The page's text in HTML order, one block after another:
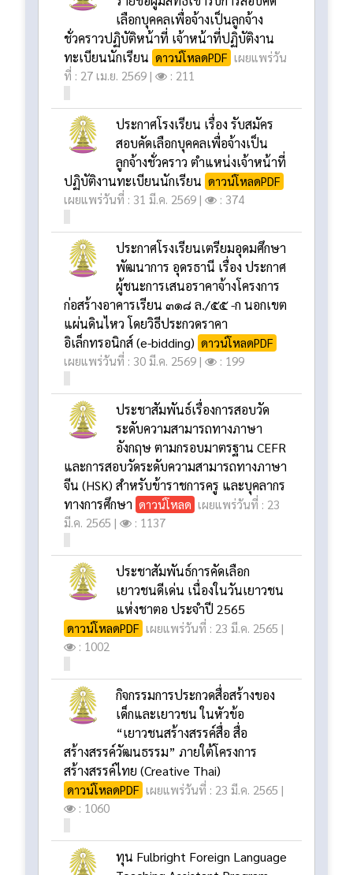
ประกาศโรงเรียน เรื่อง ประกาศ
รายชื่อผู้มีสิทธิ์เข้ารับการสอบคัด
เลือกบุคคลเพื่อจ้างเป็นลูกจ้าง
ชั่วคราวปฏิบัติหน้าที่ เจ้าหน้าที่ปฏิบัติงาน
ทะเบียนนักเรียน ดาวน์โหลดPDF เผยแพร่วัน
ที่ : 27 เม.ย. 2569 |
: 211
ประกาศโรงเรียน เรื่อง รับสมัคร
สอบคัดเลือกบุคคลเพื่อจ้างเป็น
ปฏิบัติงานทะเบียนนักเรียน ดาวน์โหลดPDF
เผยแพร่วันที่ : 31 มี.ค. 2569 |
: 374
ประกาศโรงเรียนเตรียมอุดมศึกษา
พัฒนาการ อุดรธานี เรื่อง ประกาศ
ผู้ชนะการเสนอราคาจ้างโครงการ
ก่อสร้างอาคารเรียน ๓๑๘ ล./๕๕ -ก นอกเขต
แผ่นดินไหว โดยวิธีประกวดราคา
อิเล็กทรอนิกส์ (e-bidding) ดาวน์โหลดPDF
เผยแพร่วันที่ : 30 มี.ค. 2569 |
: 199
ประชาสัมพันธ์เรื่องการสอบวัด
ระดับความสามารถทางภาษา
อังกฤษ ตามกรอบมาตรฐาน CEFR
และการสอบวัดระดับความสามารถทางภาษา
จีน (HSK) สำหรับข้าราชการครู และบุคลากร
ทางการศึกษา ดาวน์โหลด เผยแพร่วันที่ : 23
มี.ค. 2565 |
: 1137
ประชาสัมพันธ์การคัดเลือก
ดาวน์โหลดPDF เผยแพร่วันที่ : 23 มี.ค. 2565 |
: 1002
กิจกรรมการประกวดสื่อสร้างของ
เด็กและเยาวชน ในหัวข้อ
“เยาวชนสร้างสรรค์สื่อ สื่อ
สร้างสรรค์วัฒนธรรม” ภายใต้โครงการ
สร้างสรรค์ไทย (Creative Thai)
ดาวน์โหลดPDF เผยแพร่วันที่ : 23 มี.ค. 2565 |
: 1060